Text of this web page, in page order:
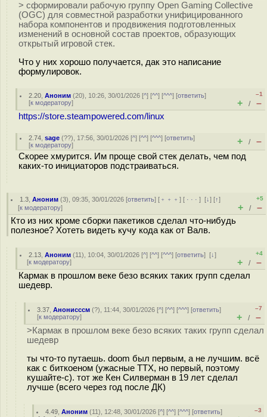
> сформировали рабочую группу Open Gaming Collective
(OGC) для совместной разработки унифицированного
набора компонентов и продвижения подготовленных
изменений в основной состав проектов, образующих
открытый игровой стек.
Что у них хорошо получается, дак это написание
формулировок.
2.20 ,Аноним (20), 10:26, 30/01/2026 [^] [^^] [^^^] [ответить]
[к модератору]
–1
+ / –
https://store.steampowered.com/linux
2.74 ,sage (??), 17:56, 30/01/2026 [^] [^^] [^^^] [ответить]
[к модератору] + / –
Скорее хмурится. Им проще свой стек делать, чем под
каких-то инициаторов подстраиваться.
1.3 ,Аноним (3), 09:35, 30/01/2026 [ответить] [ ﹢﹢﹢] [ · · ·][↓] [↑]
[к модератору]
+5
+ / –
Кто из них кроме сборки пакетиков сделал что-нибудь
полезное? Хотеть видеть кучу кода как от Валв.
2.13 ,Аноним (11), 10:04, 30/01/2026 [^] [^^] [^^^] [ответить][↓]
[к модератору]
+4
+ / –
Кармак в прошлом веке безо всяких таких групп сделал
шедевр.
3.37 ,Анонисссм (?), 11:44, 30/01/2026 [^] [^^] [^^^] [ответить]
[к модератору]
–7
+ / –
>Кармак в прошлом веке безо всяких таких групп сделал
шедевр
ты что-то путаешь. doom был первым, а не лучшим. всё
как с биткоеном (ужасные ТТХ, но первый, поэтому
кушайте-с). тот же Кен Силверман в 19 лет сделал
лучше (всего через год после ДК)
4.49 ,Аноним (11), 12:48, 30/01/2026 [^] [^^] [^^^] [ответить]
–3